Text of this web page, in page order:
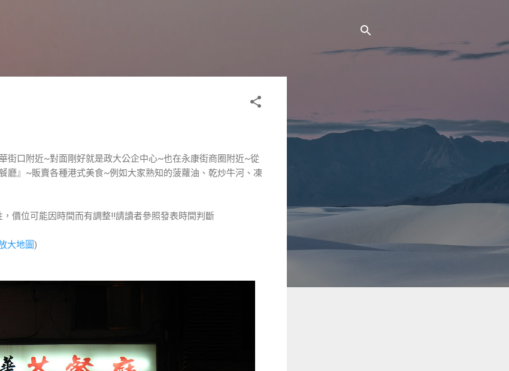
街口附近~對面剛好就是政大公企中心~也在永康街商圈附近~從
廳』~販賣各種港式美食~例如大家熟知的菠蘿油、乾炒牛河、凍
價位可能因時間而有調整!!請讀者參照發表時間判斷
大地圖)